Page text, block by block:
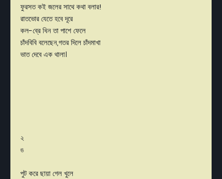
ফুরসত কই জলের সাথে কথা বলার!
রাতভোর যেতে হবে দূরে
কল-ব্রে ধিন তা পাশে ফেলে
চাঁদবিবি বলেছেন,গতর দিলে চাঁদমাখা
ভাত দেবে এক থালা।
২
ঙ
পুট করে ছায়া গেল খুলে